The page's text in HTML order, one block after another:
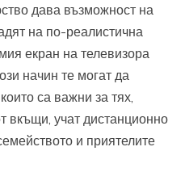
дава възможност на
на по-реалистична
екран на телевизора
начин те могат да
са важни за тях,
вкъщи, учат дистанционно
и приятелите